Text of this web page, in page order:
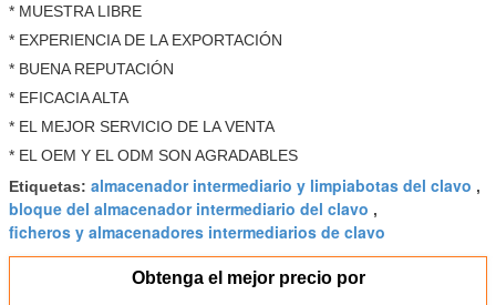
* MUESTRA LIBRE
* EXPERIENCIA DE LA EXPORTACIÓN
* BUENA REPUTACIÓN
* EFICACIA ALTA
* EL MEJOR SERVICIO DE LA VENTA
* EL OEM Y EL ODM SON AGRADABLES
Etiquetas: almacenador intermediario y limpiabotas del clavo ,
bloque del almacenador intermediario del clavo ,
ficheros y almacenadores intermediarios de clavo
Obtenga el mejor precio por